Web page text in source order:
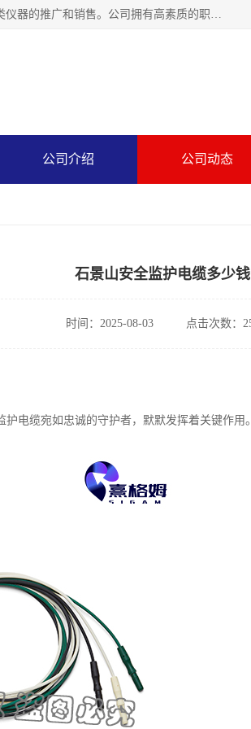
北京熹格姆医疗科技有限公司,主要致力于精神科、精神诊断分析仪、心理科、康复类仪器的推广和销售。公司拥有高素质的职工队伍和完善的服务体系,实行安装、调试、人员培训及售后保障一条龙服务,力求为精神、神经健康事业做岀应有的贡献，我们诚恳期待全国各医疗单位和经营公司与我们合作。
公司介绍 公司动态
石景山安全监护电缆多少钱
时间：2025-08-03 点击次数：
电缆宛如忠诚的守护者，默默发挥着关键作用